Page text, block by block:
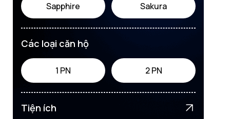
Sapphire Sakura
Các loại căn hộ
1 PN 2 PN
Tiện ích